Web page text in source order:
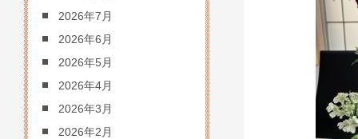
2026年7月
2026年6月
2026年5月
2026年4月
2026年3月
2026年2月